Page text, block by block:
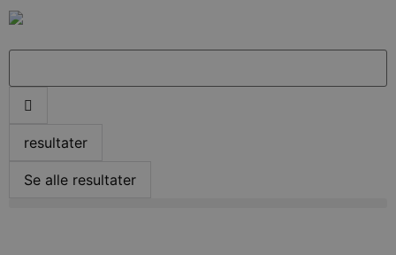
resultater
Se alle resultater